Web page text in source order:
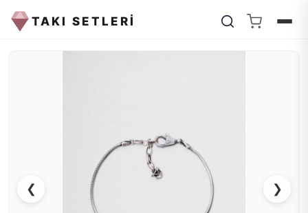
TAKI SETLERİ
❮ ❯